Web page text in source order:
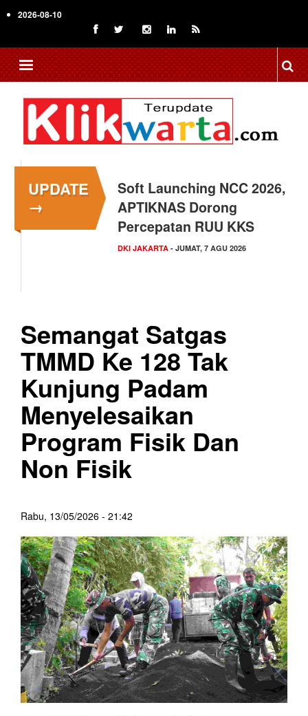
to
content
2026-08-10
UPDATE
→
Menkop Bawa Semangat
Koperasi ke Festival
Lembah Baliem Wamena
NASIONAL- JUMAT, 7 AGU 2026
Semangat Satgas
TMMD Ke 128 Tak
Kunjung Padam
Menyelesaikan
Program Fisik Dan
Non Fisik
Rabu, 13/05/2026 - 21:42